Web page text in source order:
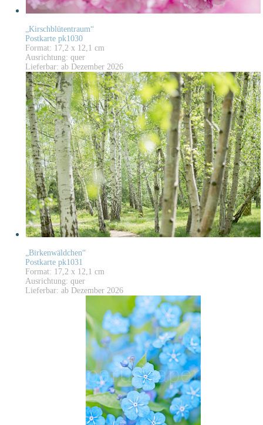
„Kirschblütentraum“
Postkarte pk1030
Format: 17,2 x 12,1 cm
Ausrichtung: quer
Lieferbar: ab Dezember 2026
„Birkenwäldchen“
Postkarte pk1031
Format: 17,2 x 12,1 cm
Ausrichtung: quer
Lieferbar: ab Dezember 2026